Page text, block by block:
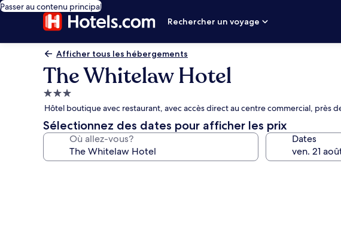
Passer au contenu principal
Rechercher un voyage
Afficher tous les hébergements
The Whitelaw Hotel
Hébergement
3.0 étoiles
Hôtel boutique avec restaurant, avec accès direct au centre commercial, près
Sélectionnez des dates pour afficher les prix
Où allez-vous? Dates